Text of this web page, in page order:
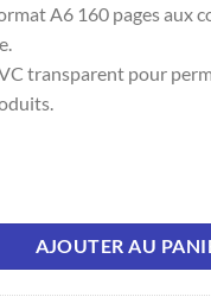
A6 160 pages aux
transparent pour
AJOUTER AU